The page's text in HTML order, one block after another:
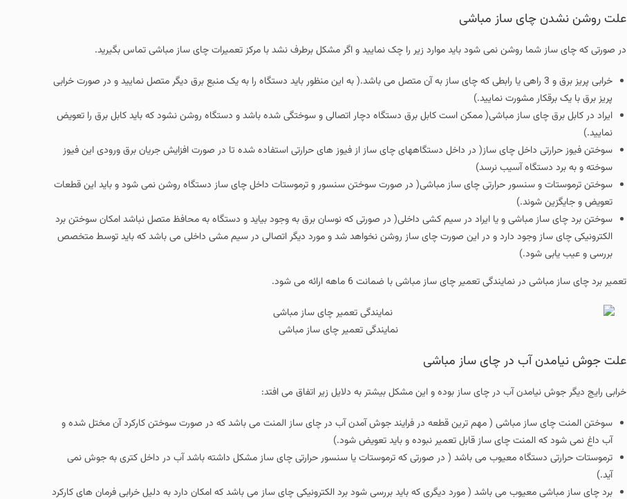
علت روشن نشدن چای ساز مباشی
در صورتی که چای ساز شما روشن نمی شود باید موارد زیر را چک نمایید و اگر مشکل برطرف نشد با مرکز تعمیرات چای ساز مباشی تماس بگیرید.
خرابی پریز برق و 3 راهی یا رابطی که چای ساز به آن متصل می باشد.( به این منظور باید دستگاه را به یک منبع برق دیگر متصل نمایید و در صورت خرابی
پریز برق با یک برقکار مشورت نمایید.)
ایراد در کابل برق چای ساز مباشی( ممکن است کابل برق دستگاه دچار اتصالی و سوختگی شده باشد و دستگاه روشن نشود که باید کابل برق را تعویض
نمایید.)
سوختن فیوز حرارتی داخل چای ساز( در داخل دستگاههای چای ساز از فیوز های حرارتی استفاده شده تا در صورت افزایش جریان برق ورودی این فیوز
سوخته و به برد دستگاه آسیب نرسد)
سوختن ترموستات و سنسور حرارتی چای ساز مباشی( در صورت سوختن سنسور و ترموستات داخل چای ساز دستگاه روشن نمی شود و باید این قطعات
تعویض و جایگزین شوند.)
سوختن برد چای ساز مباشی و یا ایراد در سیم کشی داخلی( در صورتی که نوسان برق به وجود بیاید و دستگاه به محافظ متصل نباشد امکان سوختن برد
الکترونیکی چای ساز وجود دارد و در این صورت چای ساز روشن نخواهد شد و مورد دیگر اتصالی در سیم مشی داخلی می باشد که باید توسط متخصص
بررسی و عیب یابی شود.)
تعمیر برد چای ساز مباشی در نمایندگی تعمیر چای ساز مباشی با ضمانت 6 ماهه ارائه می شود.
نمایندگی تعمیر چای ساز مباشی
علت جوش نیامدن آب در چای ساز مباشی
خرابی رایج دیگر جوش نیامدن آب در چای ساز بوده و این مشکل بیشتر به دلایل زیر اتفاق می افتد:
سوختن المنت چای ساز مباشی ( مهم ترین قطعه در فرایند جوش آمدن آب در چای ساز المنت می باشد که در صورت سوختن کارکرد آن مختل شده و
آب داغ نمی شود که المنت چای ساز قابل تعمیر نبوده و باید تعویض شود.)
ترموستات حرارتی دستگاه معیوب می باشد ( در صورتی که ترموستات یا سنسور حرارتی چای ساز مشکل داشته باشد آب در داخل کتری به جوش نمی
آید.)
برد چای ساز مباشی معیوب می باشد ( مورد دیگری که باید بررسی شود برد الکترونیکی چای ساز می باشد که امکان دارد به دلیل خرابی فرمان های کارکرد